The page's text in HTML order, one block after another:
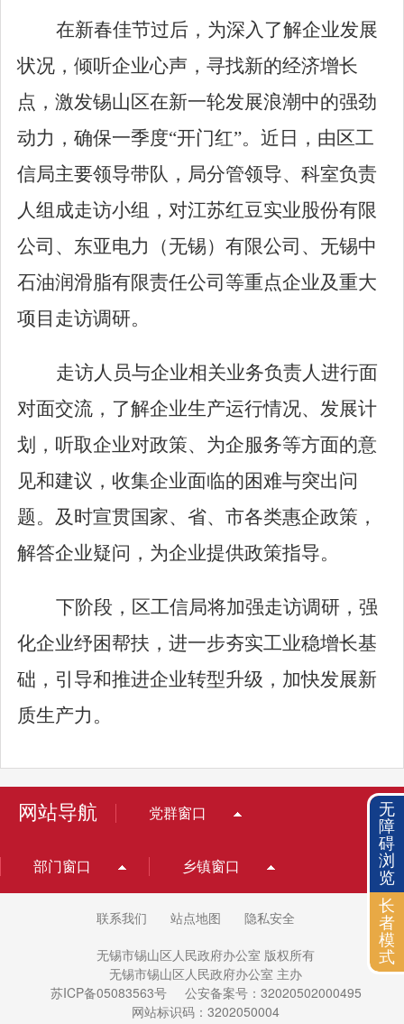
在新春佳节过后，为深入了解企业发展
状况，倾听企业心声，寻找新的经济增长
点，激发锡山区在新一轮发展浪潮中的强劲
动力，确保一季度“开门红”。近日，由区工
信局主要领导带队，局分管领导、科室负责
人组成走访小组，对江苏红豆实业股份有限
公司、东亚电力（无锡）有限公司、无锡中
石油润滑脂有限责任公司等重点企业及重大
项目走访调研。
走访人员与企业相关业务负责人进行面
对面交流，了解企业生产运行情况、发展计
划，听取企业对政策、为企服务等方面的意
见和建议，收集企业面临的困难与突出问
题。及时宣贯国家、省、市各类惠企政策，
解答企业疑问，为企业提供政策指导。
下阶段，区工信局将加强走访调研，强
化企业纾困帮扶，进一步夯实工业稳增长基
础，引导和推进企业转型升级，加快发展新
质生产力。
网站导航 党群窗口
部门窗口 乡镇窗口
联系我们 站点地图 隐私安全
无锡市锡山区人民政府办公室 版权所有
无锡市锡山区人民政府办公室 主办
苏ICP备05083563号
公安备案号：32020502000495
网站标识码：3202050004
无
障
碍
浏
览
长
者
模
式